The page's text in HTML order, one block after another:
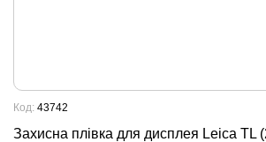
Захисна плівка для дисплея Leica TL
Код: 43742